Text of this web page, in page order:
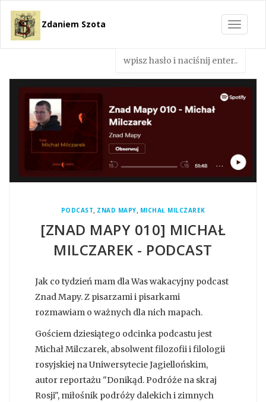
Toggle
Zdaniem Szota
PODCAST, ZNAD MAPY, MICHAŁ MILCZAREK
[ZNAD MAPY 010] MICHAŁ
MILCZAREK - PODCAST
Jak co tydzień mam dla Was wakacyjny podcast
Znad Mapy. Z pisarzami i pisarkami
rozmawiam o ważnych dla nich mapach.
Gościem dziesiątego odcinka podcastu jest
Michał Milczarek, absolwent filozofii i filologii
rosyjskiej na Uniwersytecie Jagiellońskim,
autor reportażu "Donikąd. Podróże na skraj
Rosji", miłośnik podróży dalekich i zimnych